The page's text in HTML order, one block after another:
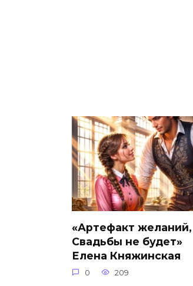
«Артефакт
Свадьбы не будет»
Елена Княжинская
0 209